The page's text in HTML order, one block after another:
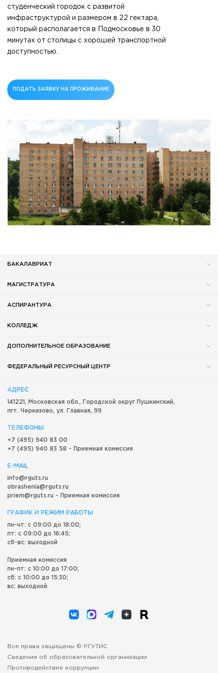
студенческий городок с развитой
инфраструктурой и размером в 22 гектара,
который располагается в Подмосковье в 30
минутах от столицы с хорошей транспортной
доступностью.
ПОДАТЬ ЗАЯВКУ НА ПРОЖИВАНИЕ
БАКАЛАВРИАТ
МАГИСТРАТУРА
АСПИРАНТУРА
КОЛЛЕДЖ
ДОПОЛНИТЕЛЬНОЕ ОБРАЗОВАНИЕ
ФЕДЕРАЛЬНЫЙ РЕСУРСНЫЙ ЦЕНТР
АДРЕС
141221, Московская обл., Городской округ Пушкинский,
пгт. Черкизово, ул. Главная, 99
ТЕЛЕФОНЫ
+7 (495) 940 83 00
+7 (495) 940 83 58 - Приемная комиссия
E-MAIL
info@rguts.ru
obrashenia@rguts.ru
priem@rguts.ru - Приемная комиссия
ГРАФИК И РЕЖИМ РАБОТЫ
пн-чт: с 09:00 до 18:00;
пт: с 09:00 до 16:45;
сб-вс: выходной
Приемная комиссия
пн-пт: с 10:00 до 17:00;
сб: с 10:00 до 15:30;
вс: выходной.
Все права защищены © РГУТИС
Сведения об образовательной организации
Противодействие коррупции